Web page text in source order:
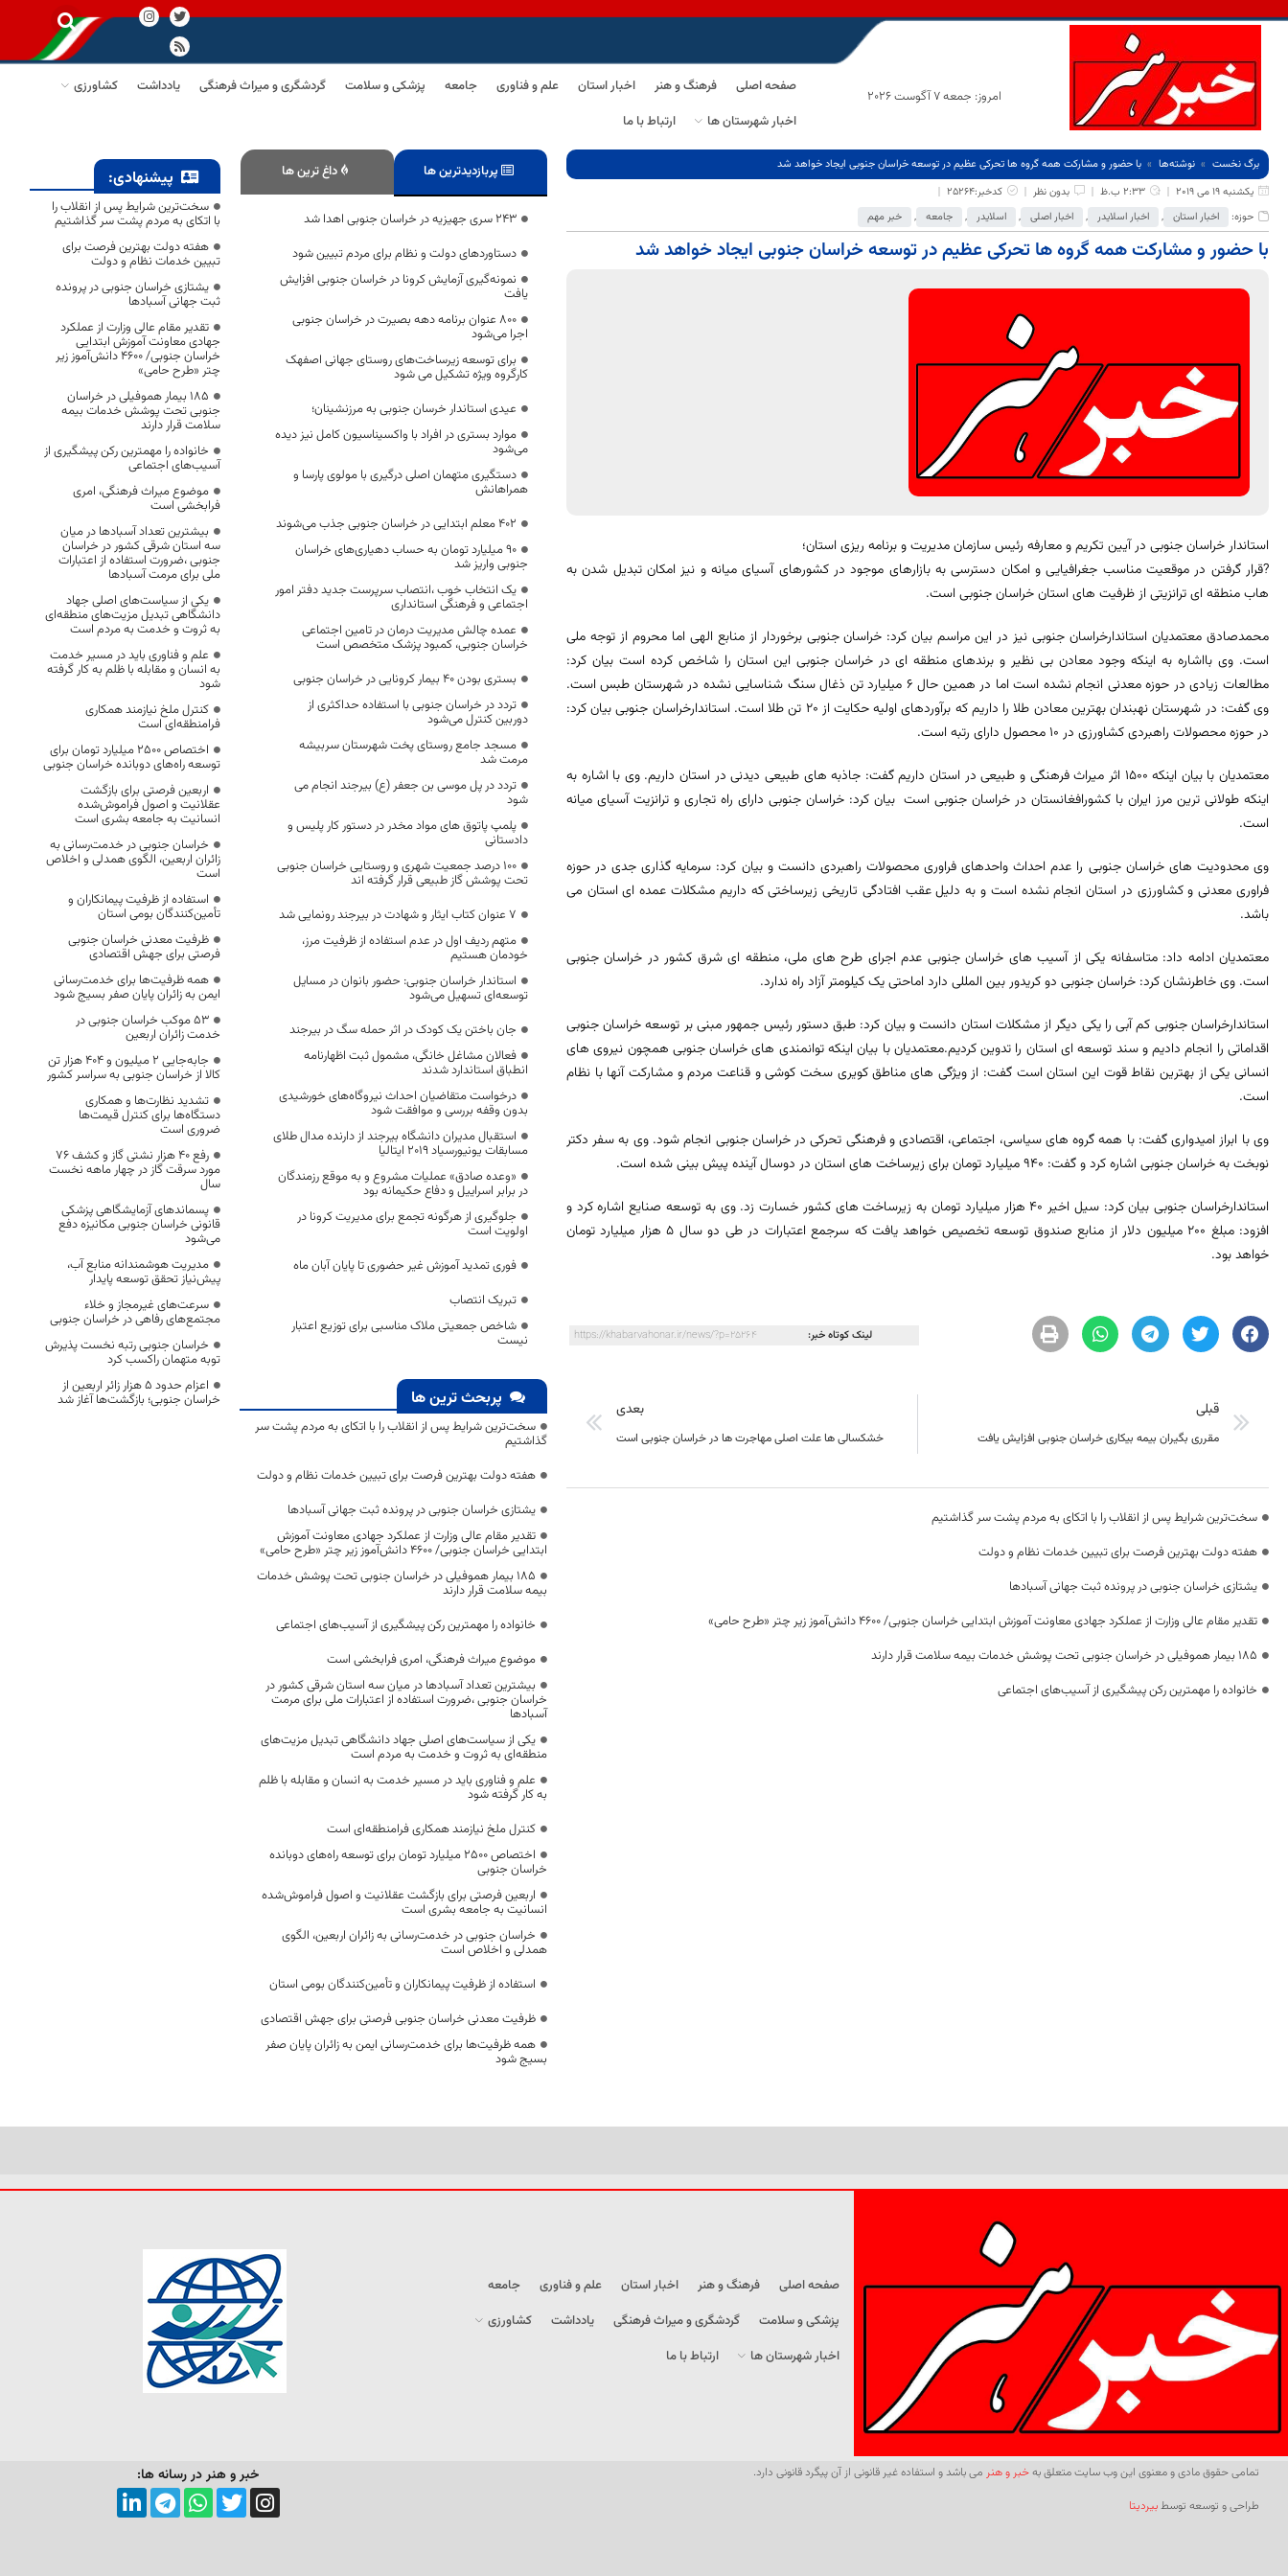
امروز: جمعه 7 آگوست 2026
صفحه اصلی فرهنگ و هنر اخبار استان علم و فناوری جامعه پزشکی و سلامت گردشگری و میراث فرهنگی یادداشت
کشاورزی
اخبار شهرستان ها
ارتباط با ما
برگ نخست نوشته‌ها
با حضور و مشارکت همه گروه ها تحرکی عظیم در توسعه خراسان جنوبی ایجاد خواهد شد
یکشنبه 19 می 2019
2:33 ب.ظ بدون نظر
کدخبر:25264
حوزه:
اخبار استان , اخبار اسلایدر , اخبار اصلی , اسلایدر , جامعه , خبر مهم
با حضور و مشارکت همه گروه ها تحرکی عظیم در توسعه خراسان جنوبی ایجاد خواهد شد
استاندار خراسان جنوبی در آیین تکریم و معارفه رئیس سازمان مدیریت و برنامه ریزی استان؛
?قرار گرفتن در موقعیت مناسب جغرافیایی و امکان دسترسی به بازارهای موجود در کشورهای آسیای میانه و نیز امکان تبدیل شدن به
هاب منطقه ای ترانزیتی از ظرفیت های استان خراسان جنوبی است.
محمدصادق معتمدیان استاندارخراسان جنوبی نیز در این مراسم بیان کرد: خراسان جنوبی برخوردار از منابع الهی اما محروم از توجه ملی
است. وی بااشاره به اینکه وجود معادن بی نظیر و برندهای منطقه ای در خراسان جنوبی این استان را شاخص کرده است بیان کرد:
مطالعات زیادی در حوزه معدنی انجام نشده است اما در همین حال 6 میلیارد تن ذغال سنگ شناسایی نشده در شهرستان طبس است.
وی گفت: در شهرستان نهبندان بهترین معادن طلا را داریم که برآوردهای اولیه حکایت از 20 تن طلا است. استاندارخراسان جنوبی بیان کرد:
در حوزه محصولات راهبردی کشاورزی در 10 محصول دارای رتبه است.
معتمدیان با بیان اینکه 1500 اثر میراث فرهنگی و طبیعی در استان داریم گفت: جاذبه های طبیعی دیدنی در استان داریم. وی با اشاره به
اینکه طولانی ترین مرز ایران با کشورافغانستان در خراسان جنوبی است بیان کرد: خراسان جنوبی دارای راه تجاری و ترانزیت آسیای میانه
است.
وی محدودیت های خراسان جنوبی را عدم احداث واحدهای فراوری محصولات راهبردی دانست و بیان کرد: سرمایه گذاری جدی در حوزه
فراوری معدنی و کشاورزی در استان انجام نشده است و به دلیل عقب افتادگی تاریخی زیرساختی که داریم مشکلات عمده ای استان می
باشد.
معتمدیان ادامه داد: متاسفانه یکی از آسیب های خراسان جنوبی عدم اجرای طرح های ملی، منطقه ای شرق کشور در خراسان جنوبی
است. وی خاطرنشان کرد: خراسان جنوبی دو کریدور بین المللی دارد اماحتی یک کیلومتر آزاد راه ندارد.
استاندارخراسان جنوبی کم آبی را یکی دیگر از مشکلات استان دانست و بیان کرد: طبق دستور رئیس جمهور مبنی بر توسعه خراسان جنوبی
اقداماتی را انجام دادیم و سند توسعه ای استان را تدوین کردیم.معتمدیان با بیان اینکه توانمندی های خراسان جنوبی همچون نیروی های
انسانی یکی از بهترین نقاط قوت این استان است گفت: از ویژگی های مناطق کویری سخت کوشی و قناعت مردم و مشارکت آنها با نظام
است.
وی با ابراز امیدواری گفت: با همه گروه های سیاسی، اجتماعی، اقتصادی و فرهنگی تحرکی در خراسان جنوبی انجام شود. وی به سفر دکتر
نوبخت به خراسان جنوبی اشاره کرد و گفت: 940 میلیارد تومان برای زیرساخت های استان در دوسال آینده پیش بینی شده است.
استاندارخراسان جنوبی بیان کرد: سیل اخیر 40 هزار میلیارد تومان به زیرساخت های کشور خسارت زد. وی به توسعه صنایع اشاره کرد و
افزود: مبلغ 200 میلیون دلار از منابع صندوق توسعه تخصیص خواهد یافت که سرجمع اعتبارات در طی دو سال 5 هزار میلیارد تومان
خواهد بود.
لینک کوتاه خبر: https://khabarvahonar.ir/news/?p=25264
قبلی
مقرری بگیران بیمه بیکاری خراسان جنوبی افزایش یافت
بعدی
خشکسالی ها علت اصلی مهاجرت ها در خراسان جنوبی است
سخت‌ترین شرایط پس از انقلاب را با اتکای به مردم پشت سر گذاشتیم
هفته دولت بهترین فرصت برای تبیین خدمات نظام و دولت
یشتازی خراسان جنوبی در پرونده ثبت جهانی آسبادها
تقدیر مقام عالی وزارت از عملکرد جهادی معاونت آموزش ابتدایی خراسان جنوبی/ ۴۶۰۰ دانش‌آموز زیر چتر «طرح حامی»
۱۸۵ بیمار هموفیلی در خراسان جنوبی تحت پوشش خدمات بیمه سلامت قرار دارند
خانواده را مهمترین رکن پیشگیری از آسیب‌های اجتماعی
پربازدیدترین ها داغ ترین ها
۲۴۳ سری جهیزیه در خراسان جنوبی اهدا شد
دستاوردهای دولت و نظام برای مردم تبیین شود
نمونه‌گیری آزمایش کرونا در خراسان جنوبی افزایش
یافت
۸۰۰ عنوان برنامه دهه بصیرت در خراسان جنوبی
اجرا می‌شود
برای توسعه زیرساخت‌های روستای جهانی اصفهک
کارگروه ویژه تشکیل می شود
عیدی استاندار خرسان جنوبی به مرزنشینان؛
موارد بستری در افراد با واکسیناسیون کامل نیز دیده
می‌شود
دستگیری متهمان اصلی درگیری با مولوی پارسا و
همراهانش
۴۰۲ معلم ابتدایی در خراسان جنوبی جذب می‌شوند
۹۰ میلیارد تومان به حساب دهیاری‌های خراسان
جنوبی واریز شد
یک انتخاب خوب ،انتصاب سرپرست جدید دفتر امور
اجتماعی و فرهنگی استانداری
عمده چالش مدیریت درمان در تامین اجتماعی
خراسان جنوبی، کمبود پزشک متخصص است
بستری بودن ۴۰ بیمار کرونایی در خراسان جنوبی
تردد در خراسان جنوبی با استفاده حداکثری از
دوربین کنترل می‌شود
مسجد جامع روستای پخت شهرستان سربیشه
مرمت شد
تردد در پل موسی بن جعفر (ع) بیرجند انجام می
شود
پلمپ پاتوق های مواد مخدر در دستور کار پلیس و
دادستانی
۱۰۰ درصد جمعیت شهری و روستایی خراسان جنوبی
تحت پوشش گاز طبیعی قرار گرفته اند
۷ عنوان کتاب ایثار و شهادت در بیرجند رونمایی شد
متهم ردیف اول در عدم استفاده از ظرفیت مرز،
خودمان هستیم
استاندار خراسان جنوبی: حضور بانوان در مسایل
توسعه‌ای تسهیل می‌شود
جان باختن یک کودک در اثر حمله سگ در بیرجند
فعالان مشاغل خانگی، مشمول ثبت اظهارنامه
انطباق استاندارد شدند
درخواست متقاضیان احداث نیروگاه‌های خورشیدی
بدون وقفه بررسی و موافقت شود
استقبال مدیران دانشگاه بیرجند از دارنده مدال طلای
مسابقات یونیورسیاد ۲۰۱۹ ایتالیا
«وعده صادق» عملیات مشروع و به موقع رزمندگان
در برابر اسراییل و دفاع حکیمانه بود
جلوگیری از هرگونه تجمع برای مدیریت کرونا در
اولویت است
فوری تمدید آموزش غیر حضوری تا پایان آبان ماه
تبریک انتصاب
شاخص جمعیتی ملاک مناسبی برای توزیع اعتبار
نیست
پربحث ترین ها
سخت‌ترین شرایط پس از انقلاب را با اتکای به مردم پشت سر
گذاشتیم
هفته دولت بهترین فرصت برای تبیین خدمات نظام و دولت
یشتازی خراسان جنوبی در پرونده ثبت جهانی آسبادها
تقدیر مقام عالی وزارت از عملکرد جهادی معاونت آموزش
ابتدایی خراسان جنوبی/ ۴۶۰۰ دانش‌آموز زیر چتر «طرح حامی»
۱۸۵ بیمار هموفیلی در خراسان جنوبی تحت پوشش خدمات
بیمه سلامت قرار دارند
خانواده را مهمترین رکن پیشگیری از آسیب‌های اجتماعی
موضوع میراث فرهنگی، امری فرابخشی است
بیشترین تعداد آسبادها در میان سه استان شرقی کشور در
خراسان جنوبی ،ضرورت استفاده از اعتبارات ملی برای مرمت
آسبادها
یکی از سیاست‌های اصلی جهاد دانشگاهی تبدیل مزیت‌های
منطقه‌ای به ثروت و خدمت به مردم است
علم و فناوری باید در مسیر خدمت به انسان و مقابله با ظلم
به کار گرفته شود
کنترل ملخ نیازمند همکاری فرامنطقه‌ای است
اختصاص 2500 میلیارد تومان برای توسعه راه‌های دوبانده
خراسان جنوبی
اربعین فرصتی برای بازگشت عقلانیت و اصول فراموش‌شده
انسانیت به جامعه بشری است
خراسان جنوبی در خدمت‌رسانی به زائران اربعین، الگوی
همدلی و اخلاص است
استفاده از ظرفیت پیمانکاران و تأمین‌کنندگان بومی استان
ظرفیت معدنی خراسان جنوبی فرصتی برای جهش اقتصادی
همه ظرفیت‌ها برای خدمت‌رسانی ایمن به زائران پایان صفر
بسیج شود
پیشنهادی:
سخت‌ترین شرایط پس از انقلاب را
با اتکای به مردم پشت سر گذاشتیم
هفته دولت بهترین فرصت برای
تبیین خدمات نظام و دولت
یشتازی خراسان جنوبی در پرونده
ثبت جهانی آسبادها
تقدیر مقام عالی وزارت از عملکرد
جهادی معاونت آموزش ابتدایی
خراسان جنوبی/ ۴۶۰۰ دانش‌آموز زیر
چتر «طرح حامی»
۱۸۵ بیمار هموفیلی در خراسان
جنوبی تحت پوشش خدمات بیمه
سلامت قرار دارند
خانواده را مهمترین رکن پیشگیری از
آسیب‌های اجتماعی
موضوع میراث فرهنگی، امری
فرابخشی است
بیشترین تعداد آسبادها در میان
سه استان شرقی کشور در خراسان
جنوبی ،ضرورت استفاده از اعتبارات
ملی برای مرمت آسبادها
یکی از سیاست‌های اصلی جهاد
دانشگاهی تبدیل مزیت‌های منطقه‌ای
به ثروت و خدمت به مردم است
علم و فناوری باید در مسیر خدمت
به انسان و مقابله با ظلم به کار گرفته
شود
کنترل ملخ نیازمند همکاری
فرامنطقه‌ای است
اختصاص 2500 میلیارد تومان برای
توسعه راه‌های دوبانده خراسان جنوبی
اربعین فرصتی برای بازگشت
عقلانیت و اصول فراموش‌شده
انسانیت به جامعه بشری است
خراسان جنوبی در خدمت‌رسانی به
زائران اربعین، الگوی همدلی و اخلاص
است
استفاده از ظرفیت پیمانکاران و
تأمین‌کنندگان بومی استان
ظرفیت معدنی خراسان جنوبی
فرصتی برای جهش اقتصادی
همه ظرفیت‌ها برای خدمت‌رسانی
ایمن به زائران پایان صفر بسیج شود
53 موکب خراسان جنوبی در
خدمت زائران اربعین
جابه‌جایی 2 میلیون و 404 هزار تن
کالا از خراسان جنوبی به سراسر کشور
تشدید نظارت‌ها و همکاری
دستگاه‌ها برای کنترل قیمت‌ها
ضروری است
رفع 40 هزار نشتی گاز و کشف 76
مورد سرقت گاز در چهار ماهه نخست
سال
پسماندهای آزمایشگاهی پزشکی
قانونی خراسان جنوبی مکانیزه دفع
می‌شود
مدیریت هوشمندانه منابع آب،
پیش‌نیاز تحقق توسعه پایدار
سرعت‌های غیرمجاز و خلاء
مجتمع‌های رفاهی در خراسان جنوبی
خراسان جنوبی رتبه نخست پذیرش
توبه متهمان راکسب کرد
اعزام حدود 5 هزار زائر اربعین از
خراسان جنوبی؛ بازگشت‌ها آغاز شد
صفحه اصلی فرهنگ و هنر اخبار استان علم و فناوری
جامعه
پزشکی و سلامت
گردشگری و میراث فرهنگی یادداشت
کشاورزی
اخبار شهرستان ها
ارتباط با ما
تمامی حقوق مادی و معنوی این وب سایت متعلق بهخبر و هنر می باشد و استفاده غیر قانونی از آن پیگرد قانونی دارد.
طراحی و توسعه توسطبیردیتا
خبر و هنر در رسانه ها: